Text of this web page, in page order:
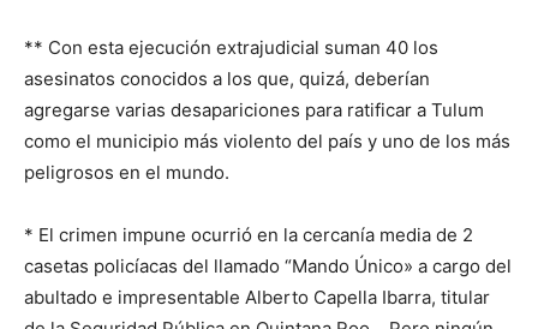
** Con esta ejecución extrajudicial suman 40 los
asesinatos conocidos a los que, quizá, deberían
agregarse varias desapariciones para ratificar a Tulum
como el municipio más violento del país y uno de los más
peligrosos en el mundo.
* El crimen impune ocurrió en la cercanía media de 2
casetas policíacas del llamado “Mando Único» a cargo del
abultado e impresentable Alberto Capella Ibarra, titular